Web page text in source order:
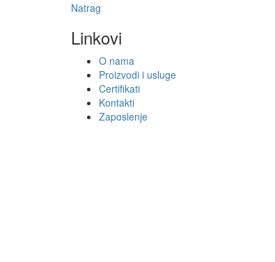
Natrag
Linkovi
O nama
Proizvodi i usluge
Certifikati
Kontakti
Zaposlenje